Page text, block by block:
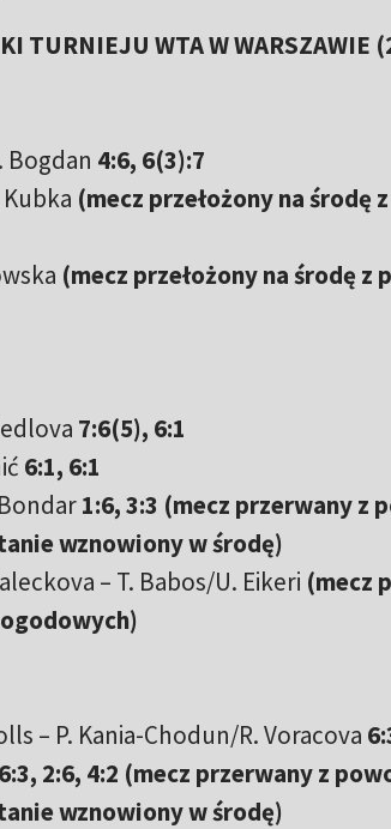
TURNIEJU WTA W WARSZAWIE
Bogdan 4:6, 6(3):7
(mecz przełożony na środę
(mecz przełożony na środę z
7:6(5), 6:1
6:1, 6:1
1:6, 3:3 (mecz przerwany z
wznowiony w środę)
– T. Babos/U. Eikeri (mecz
– P. Kania-Chodun/R. Voracova
6:3, 2:6, 4:2 (mecz przerwany z
wznowiony w środę)